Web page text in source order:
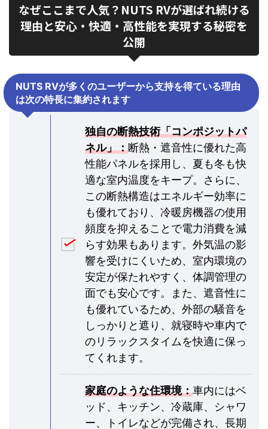
なぜここまで人気？NUTS RVが選ばれ続ける
理由と安心・快適・高性能を実現する秘密を
公開
NUTS RVが多くのユーザーから支持を得ている理由
は次の特長に集約されます
独自の断熱技術「コンポジットパ
ネル」：断熱・遮音性に優れた高
性能パネルを採用し、夏も冬も快
適な室内温度をキープ。さらに、
この断熱構造はエネルギー効率に
も優れており、冷暖房機器の使用
頻度を抑えることで電力消費を減
らす効果もあります。外気温の影
響を受けにくいため、室内環境の
安定が保たれやすく、体調管理の
面でも安心です。また、遮音性に
も優れているため、外部の騒音を
しっかりと遮り、就寝時や車内で
のリラックスタイムを快適に保っ
てくれます。
家庭のような住環境：車内にはベ
ッド、キッチン、冷蔵庫、シャワ
ー、トイレなどが完備され、長期